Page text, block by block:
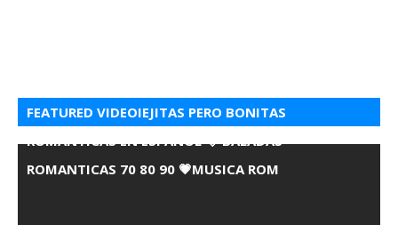
FEATURED VIDEOIEJITAS PERO BONITAS
ROMANTICAS EN ESPANOL 💘 BALADAS
ROMANTICAS 70 80 90 💗MUSICA ROM